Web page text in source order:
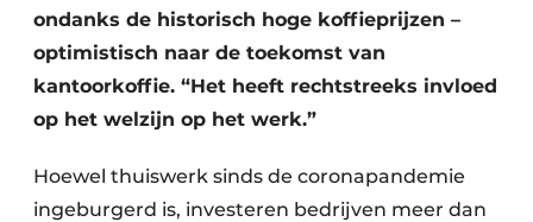
ondanks de historisch hoge koffieprijzen –
optimistisch naar de toekomst van
kantoorkoffie. “Het heeft rechtstreeks invloed
op het welzijn op het werk.”
Hoewel thuiswerk sinds de coronapandemie
ingeburgerd is, investeren bedrijven meer dan